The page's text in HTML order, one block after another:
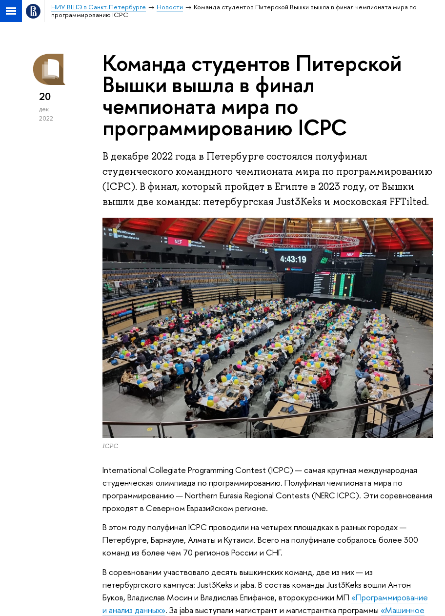
НИУ ВШЭ в Санкт-Петербурге Новости
Команда студентов Питерской Вышки вышла в финал чемпионата мира по
программированию ICPC
20
дек
2022
Команда студентов Питерской
Вышки вышла в финал
чемпионата мира по
программированию ICPC
В декабре 2022 года в Петербурге состоялся полуфинал
студенческого командного чемпионата мира по программированию
(ICPC). В финал, который пройдет в Египте в 2023 году, от Вышки
вышли две команды: петербургская Just3Keks и московская FFTilted.
ICPC
International Collegiate Programming Contest (ICPC) — самая крупная международная
студенческая олимпиада по программированию. Полуфинал чемпионата мира по
программированию — Northern Eurasia Regional Contests (NERC ICPC). Эти соревнования
проходят в Северном Евразийском регионе.
В этом году полуфинал ICPC проводили на четырех площадках в разных городах —
Петербурге, Барнауле, Алматы и Кутаиси. Всего на полуфинале собралось более 300
команд из более чем 70 регионов России и СНГ.
В соревновании участвовало десять вышкинских команд, две из них — из
петербургского кампуса: Just3Keks и jaba. В состав команды Just3Keks вошли Антон
Буков, Владислав Мосин и Владислав Епифанов, второкурсники МП «Программирование
и анализ данных». За jaba выступали магистрант и магистрантка программы «Машинное